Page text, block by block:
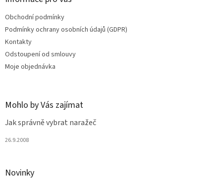
Obchodní podmínky
Podmínky ochrany osobních údajů (GDPR)
Kontakty
Odstoupení od smlouvy
Moje objednávka
Mohlo by Vás zajímat
Jak správně vybrat naražeč
26.9.2008
Novinky